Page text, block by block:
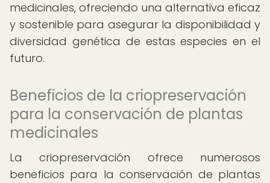
medicinales, ofreciendo una alternativa eficaz
y sostenible para asegurar la disponibilidad y
diversidad genética de estas especies en el
futuro.
Beneficios de la criopreservación
para la conservación de plantas
medicinales
La criopreservación ofrece numerosos
beneficios para la conservación de plantas